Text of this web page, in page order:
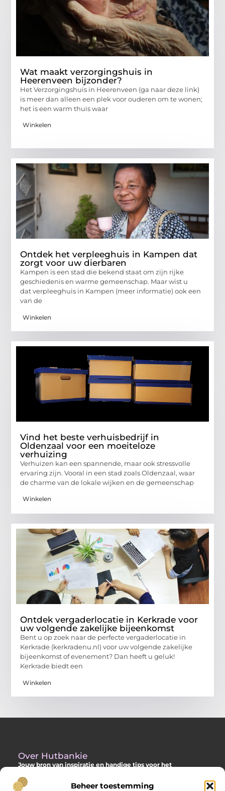
Beheer toestemming
Wat maakt verzorgingshuis in
Heerenveen bijzonder?
Het Verzorgingshuis in Heerenveen (ga naar deze link)
is meer dan alleen een plek voor ouderen om te wonen;
het is een warm thuis waar
Winkelen
Ontdek het verpleeghuis in Kampen dat
zorgt voor uw dierbaren
Kampen is een stad die bekend staat om zijn rijke
geschiedenis en warme gemeenschap. Maar wist u
dat verpleeghuis in Kampen (meer informatie) ook een
van de
Winkelen
Vind het beste verhuisbedrijf in
Oldenzaal voor een moeiteloze
verhuizing
Verhuizen kan een spannende, maar ook stressvolle
ervaring zijn. Vooral in een stad zoals Oldenzaal, waar
de charme van de lokale wijken en de gemeenschap
Winkelen
Ontdek vergaderlocatie in Kerkrade voor
uw volgende zakelijke bijeenkomst
Bent u op zoek naar de perfecte vergaderlocatie in
Kerkrade (kerkradenu.nl) voor uw volgende zakelijke
bijeenkomst of evenement? Dan heeft u geluk!
Kerkrade biedt een
Winkelen
Over Hutbankie
Jouw bron van inspiratie en handige tips voor het